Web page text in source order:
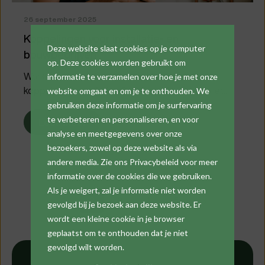
Deze website slaat cookies op je computer
op. Deze cookies worden gebruikt om
informatie te verzamelen over hoe je met onze
website omgaat en om je te onthouden. We
gebruiken deze informatie om je surfervaring
te verbeteren en personaliseren, en voor
analyse en meetgegevens over onze
bezoekers, zowel op deze website als via
andere media. Zie ons Privacybeleid voor meer
informatie over de cookies die we gebruiken.
Als je weigert, zal je informatie niet worden
gevolgd bij je bezoek aan deze website. Er
wordt een kleine cookie in je browser
geplaatst om te onthouden dat je niet
gevolgd wilt worden.
26 september 2025
Koppelingen voor installatie- en
bouwbedrijven
Werk efficiënter en slimmer met de digitale
koppelingen van Cafca Software. Of je nu sneller...
Lees meer
1 2 3 4 5 Verder